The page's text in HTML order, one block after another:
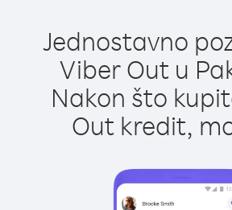
Jednostavno
Viber Out u
Nakon što
Out kredit,